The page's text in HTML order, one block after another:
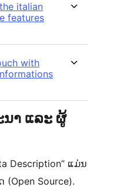
italian
features
with
າ ແລະ ຜູ້
Description” ແມ່ນ
(Open Source).